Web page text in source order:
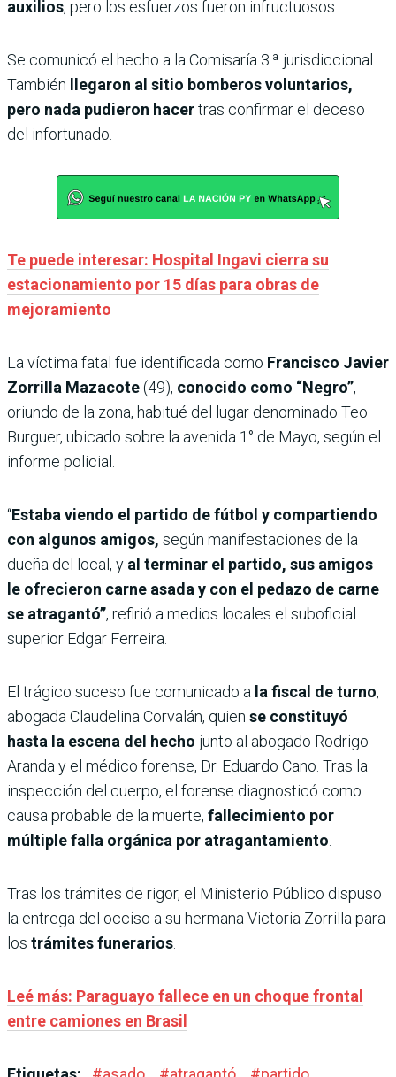
auxilios, pero los esfuerzos fueron infructuosos.
Se comunicó el hecho a la Comisaría 3.ª jurisdiccional.
También llegaron al sitio bomberos voluntarios,
pero nada pudieron hacertras confirmar el deceso
del infortunado.
Te puede interesar: Hospital Ingavi cierra su
estacionamiento por 15 días para obras de
mejoramiento
La víctima fatal fue identificada como Francisco Javier
Zorrilla Mazacote(49), conocido como “Negro”,
oriundo de la zona, habitué del lugar denominado Teo
Burguer, ubicado sobre la avenida 1° de Mayo, según el
informe policial.
“Estaba viendo el partido de fútbol y compartiendo
con algunos amigos, según manifestaciones de la
dueña del local, y al terminar el partido, sus amigos
le ofrecieron carne asada y con el pedazo de carne
se atragantó”, refirió a medios locales el suboficial
superior Edgar Ferreira.
El trágico suceso fue comunicado a la fiscal de turno,
abogada Claudelina Corvalán, quien se constituyó
hasta la escena del hecho junto al abogado Rodrigo
Aranda y el médico forense, Dr. Eduardo Cano. Tras la
inspección del cuerpo, el forense diagnosticó como
causa probable de la muerte, fallecimiento por
múltiple falla orgánica por atragantamiento
Tras los trámites de rigor, el Ministerio Público dispuso
la entrega del occiso a su hermana Victoria Zorrilla para
los trámites funerarios
Leé más: Paraguayo fallece en un choque frontal
entre camiones en Brasil